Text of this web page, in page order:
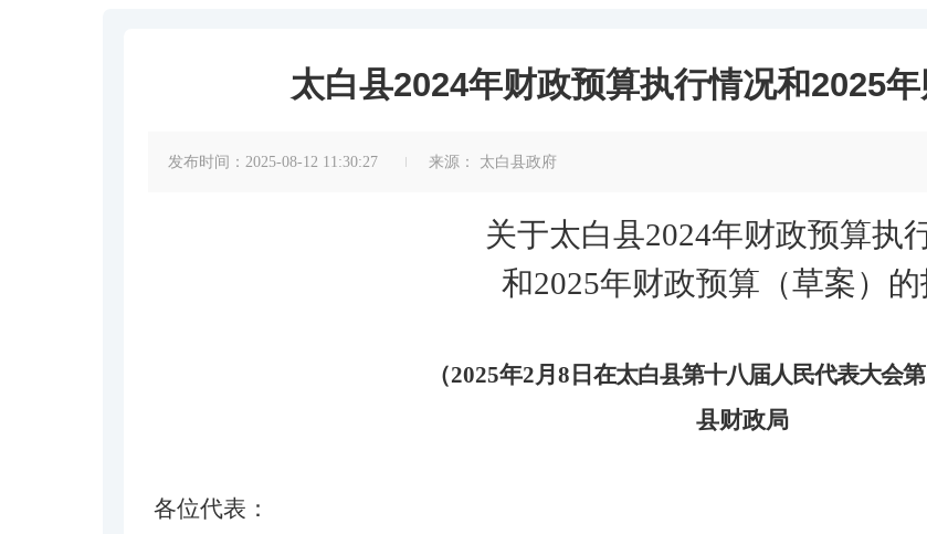
太白县2024年财政预算执行情况和2025年
发布时间：2025-08-12 11:30:27 来源： 太白县政府
关于太白县2024年财政预算执
和2025年财政预算（草案）
（2025年2 月 8 日 在太白县第十八届人民代表大会第
县财政局
各位代表：